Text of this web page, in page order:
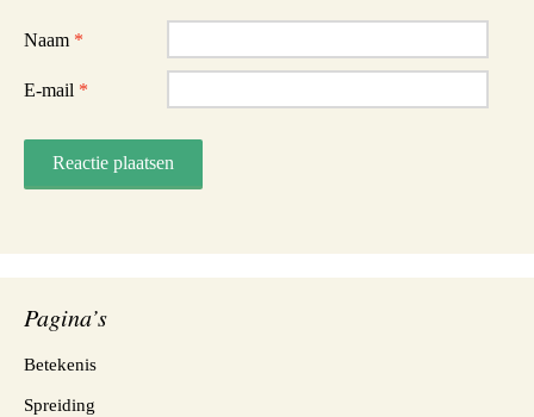
Naam *
E-mail *
Pagina’s
Betekenis
Spreiding